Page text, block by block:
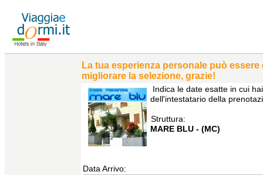
La tua esperienza personale può
migliorare la selezione, grazie!
Indica le date esatte in cui
dell'intestatario della
Struttura:
MARE BLU - (MC)
Data Arrivo: